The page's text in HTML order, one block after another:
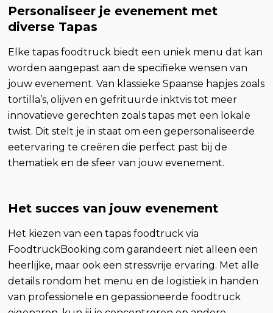
Personaliseer je evenement met
diverse Tapas
Elke tapas foodtruck biedt een uniek menu dat kan
worden aangepast aan de specifieke wensen van
jouw evenement. Van klassieke Spaanse hapjes zoals
tortilla’s, olijven en gefrituurde inktvis tot meer
innovatieve gerechten zoals tapas met een lokale
twist. Dit stelt je in staat om een gepersonaliseerde
eetervaring te creëren die perfect past bij de
thematiek en de sfeer van jouw evenement.
Het succes van jouw evenement
Het kiezen van een tapas foodtruck via
FoodtruckBooking.com garandeert niet alleen een
heerlijke, maar ook een stressvrije ervaring. Met alle
details rondom het menu en de logistiek in handen
van professionele en gepassioneerde foodtruck